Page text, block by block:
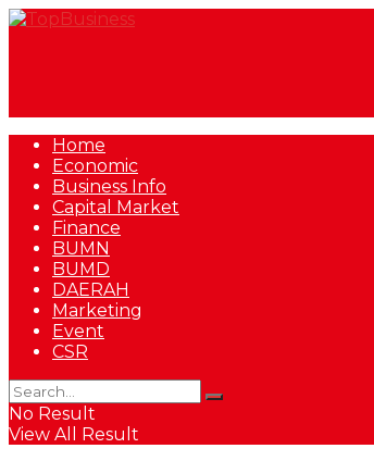
Home
Economic
Business Info
Capital Market
Finance
BUMN
BUMD
DAERAH
Marketing
Event
CSR
No Result
View All Result